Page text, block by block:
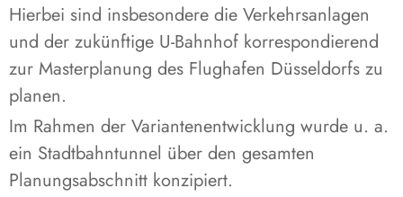
Hierbei sind insbesondere die Verkehrsanlagen
und der zukünftige U-Bahnhof korrespondierend
zur Masterplanung des Flughafen Düsseldorfs zu
planen.
Im Rahmen der Variantenentwicklung wurde u. a.
ein Stadtbahntunnel über den gesamten
Planungsabschnitt konzipiert.